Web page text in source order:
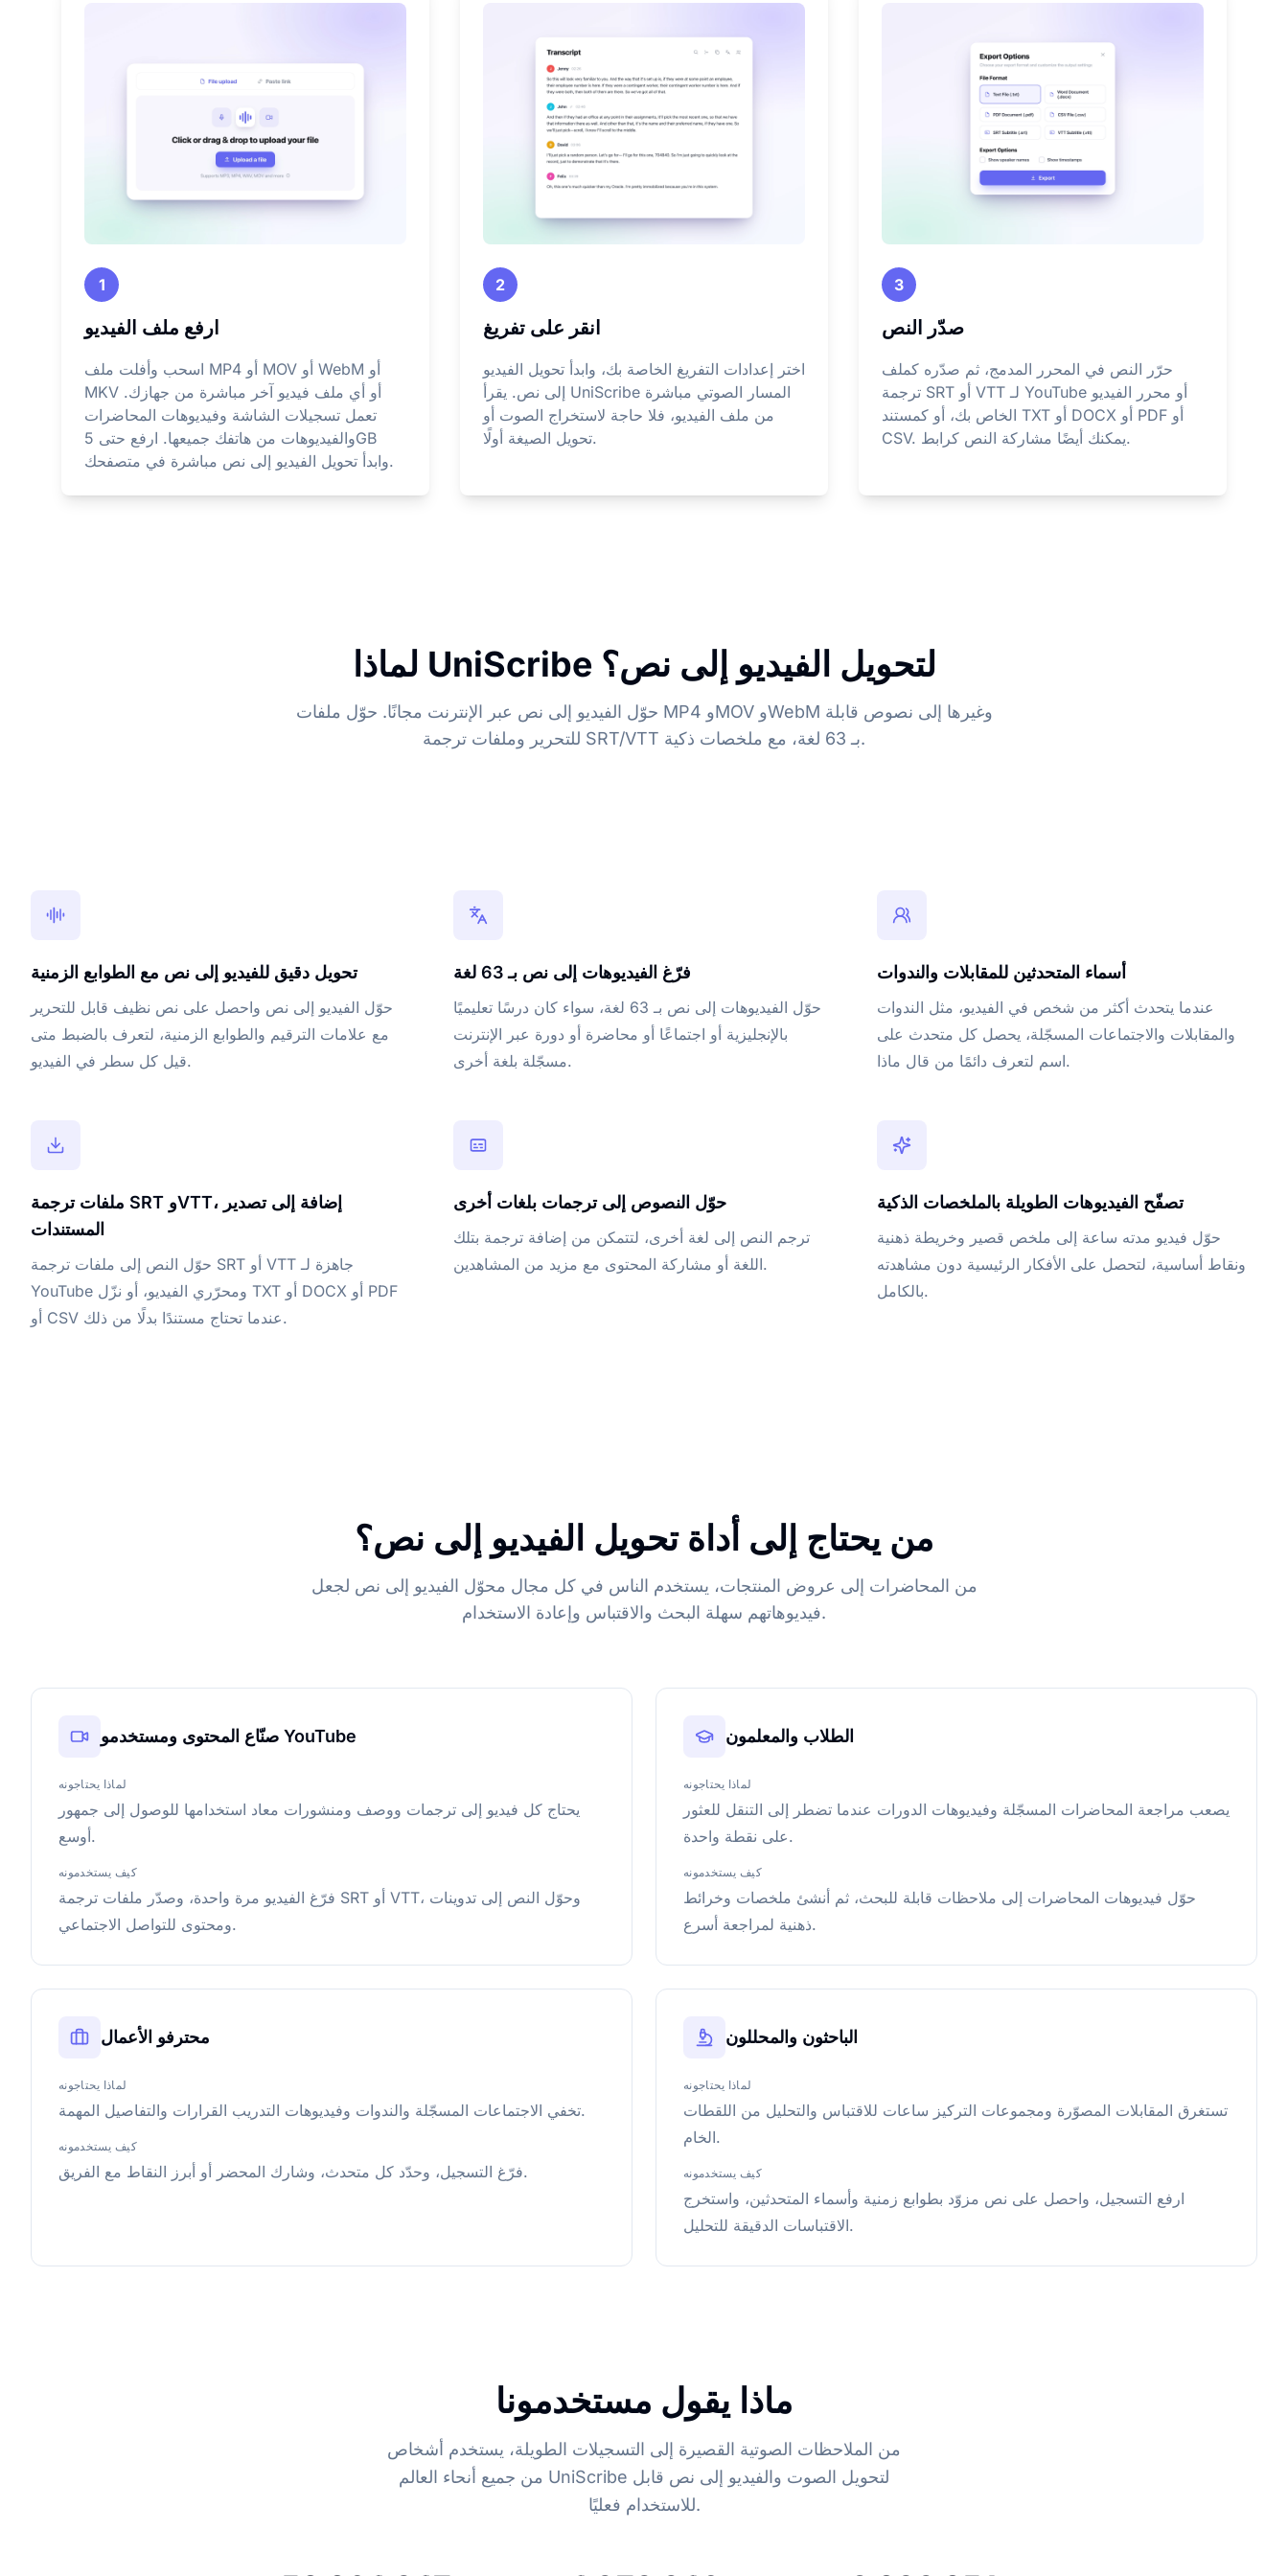
1
ارفع ملف الفيديو
اسحب وأفلت ملف MP4 أو MOV أو WebM أو
MKV أو أي ملف فيديو آخر مباشرة من جهازك.
تعمل تسجيلات الشاشة وفيديوهات المحاضرات
والفيديوهات من هاتفك جميعها. ارفع حتى 5GB
وابدأ تحويل الفيديو إلى نص مباشرة في متصفحك.
2
انقر على تفريغ
اختر إعدادات التفريغ الخاصة بك، وابدأ تحويل الفيديو
إلى نص. يقرأ UniScribe المسار الصوتي مباشرة
من ملف الفيديو، فلا حاجة لاستخراج الصوت أو
تحويل الصيغة أولًا.
3
صدّر النص
حرّر النص في المحرر المدمج، ثم صدّره كملف
ترجمة SRT أو VTT لـ YouTube أو محرر الفيديو
الخاص بك، أو كمستند TXT أو DOCX أو PDF أو
CSV. يمكنك أيضًا مشاركة النص كرابط.
لماذا UniScribe لتحويل الفيديو إلى نص؟
حوّل الفيديو إلى نص عبر الإنترنت مجانًا. حوّل ملفات MP4 وMOV وWebM وغيرها إلى نصوص قابلة
للتحرير وملفات ترجمة SRT/VTT بـ 63 لغة، مع ملخصات ذكية.
تحويل دقيق للفيديو إلى نص مع الطوابع الزمنية
حوّل الفيديو إلى نص واحصل على نص نظيف قابل للتحرير
مع علامات الترقيم والطوابع الزمنية، لتعرف بالضبط متى
قيل كل سطر في الفيديو.
فرّغ الفيديوهات إلى نص بـ 63 لغة
حوّل الفيديوهات إلى نص بـ 63 لغة، سواء كان درسًا تعليميًا
بالإنجليزية أو اجتماعًا أو محاضرة أو دورة عبر الإنترنت
مسجّلة بلغة أخرى.
أسماء المتحدثين للمقابلات والندوات
عندما يتحدث أكثر من شخص في الفيديو، مثل الندوات
والمقابلات والاجتماعات المسجّلة، يحصل كل متحدث على
اسم لتعرف دائمًا من قال ماذا.
ملفات ترجمة SRT وVTT، إضافة إلى تصدير
المستندات
حوّل النص إلى ملفات ترجمة SRT أو VTT جاهزة لـ
YouTube ومحرّري الفيديو، أو نزّل TXT أو DOCX أو PDF
أو CSV عندما تحتاج مستندًا بدلًا من ذلك.
حوّل النصوص إلى ترجمات بلغات أخرى
ترجم النص إلى لغة أخرى، لتتمكن من إضافة ترجمة بتلك
اللغة أو مشاركة المحتوى مع مزيد من المشاهدين.
تصفّح الفيديوهات الطويلة بالملخصات الذكية
حوّل فيديو مدته ساعة إلى ملخص قصير وخريطة ذهنية
ونقاط أساسية، لتحصل على الأفكار الرئيسية دون مشاهدته
بالكامل.
من يحتاج إلى أداة تحويل الفيديو إلى نص؟
من المحاضرات إلى عروض المنتجات، يستخدم الناس في كل مجال محوّل الفيديو إلى نص لجعل
فيديوهاتهم سهلة البحث والاقتباس وإعادة الاستخدام.
صنّاع المحتوى ومستخدمو YouTube
لماذا يحتاجونه
يحتاج كل فيديو إلى ترجمات ووصف ومنشورات معاد استخدامها للوصول إلى جمهور
أوسع.
كيف يستخدمونه
فرّغ الفيديو مرة واحدة، وصدّر ملفات ترجمة SRT أو VTT، وحوّل النص إلى تدوينات
ومحتوى للتواصل الاجتماعي.
الطلاب والمعلمون
لماذا يحتاجونه
يصعب مراجعة المحاضرات المسجّلة وفيديوهات الدورات عندما تضطر إلى التنقل للعثور
على نقطة واحدة.
كيف يستخدمونه
حوّل فيديوهات المحاضرات إلى ملاحظات قابلة للبحث، ثم أنشئ ملخصات وخرائط
ذهنية لمراجعة أسرع.
محترفو الأعمال
لماذا يحتاجونه
تخفي الاجتماعات المسجّلة والندوات وفيديوهات التدريب القرارات والتفاصيل المهمة.
كيف يستخدمونه
فرّغ التسجيل، وحدّد كل متحدث، وشارك المحضر أو أبرز النقاط مع الفريق.
الباحثون والمحللون
لماذا يحتاجونه
تستغرق المقابلات المصوّرة ومجموعات التركيز ساعات للاقتباس والتحليل من اللقطات
الخام.
كيف يستخدمونه
ارفع التسجيل، واحصل على نص مزوّد بطوابع زمنية وأسماء المتحدثين، واستخرج
الاقتباسات الدقيقة للتحليل.
ماذا يقول مستخدمونا
من الملاحظات الصوتية القصيرة إلى التسجيلات الطويلة، يستخدم أشخاص
من جميع أنحاء العالم UniScribe لتحويل الصوت والفيديو إلى نص قابل
للاستخدام فعليًا.